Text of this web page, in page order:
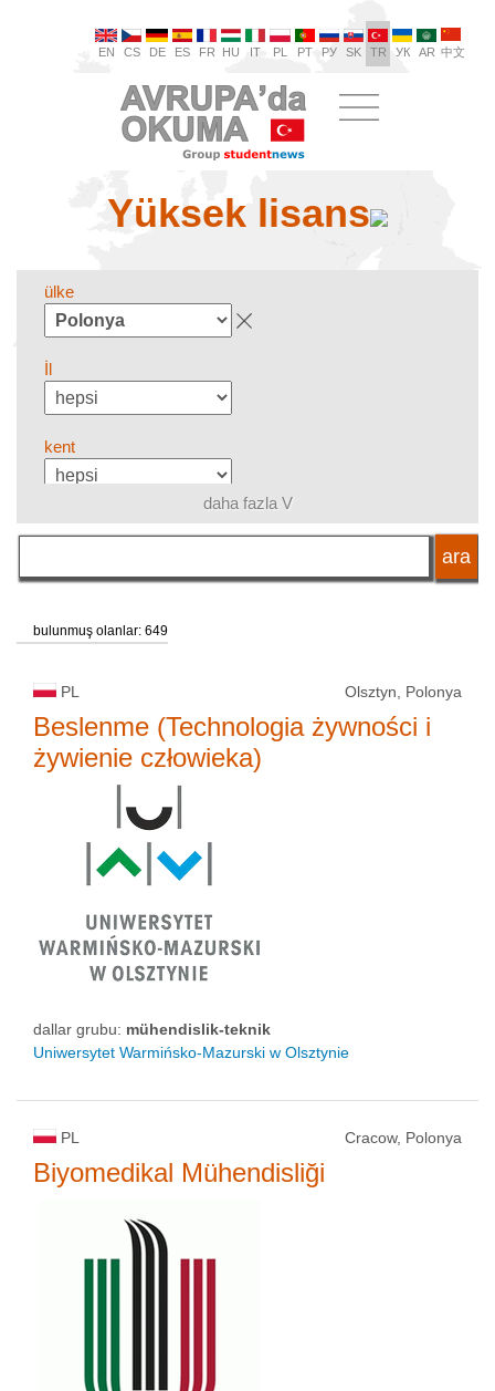
EN CS DE ES FR HU IT PL PT РУ SK TR УК AR 中文
Yüksek lisans
ülke
İl
kent
dallar grubu
eğitim sistemi
okul tipi
okul statüsü
daha fazla V
bulunmuş olanlar: 649
PL Olsztyn, Polonya
Beslenme (Technologia żywności i
żywienie człowieka)
dallar grubu: mühendislik-teknik
Uniwersytet Warmińsko-Mazurski w Olsztynie
PL Cracow, Polonya
Biyomedikal Mühendisliği